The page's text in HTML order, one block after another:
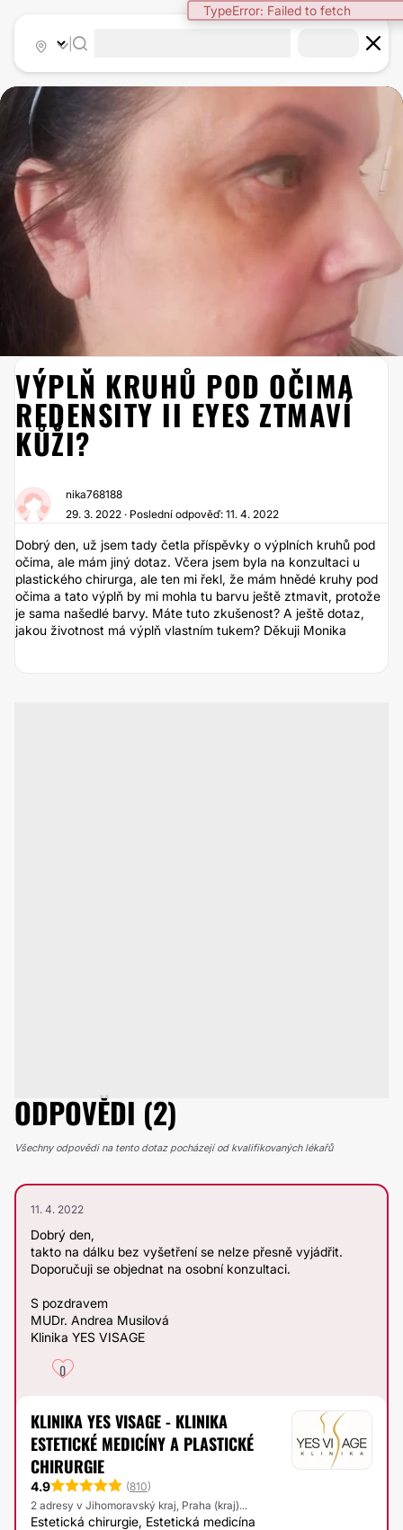
TypeError: Failed to fetch
ODSTRANĚNÍ KRUHŮ POD OČIMA
VÝPLŇ KRUHŮ POD OČIMA
REDENSITY II EYES ZTMAVÍ
KŮŽI?
nika768188
29. 3. 2022 · Poslední odpověď: 11. 4. 2022
Dobrý den, už jsem tady četla příspěvky o výplních kruhů pod
očima, ale mám jiný dotaz. Včera jsem byla na konzultaci u
plastického chirurga, ale ten mi řekl, že mám hnědé kruhy pod
očima a tato výplň by mi mohla tu barvu ještě ztmavit, protože
je sama našedlé barvy. Máte tuto zkušenost? A ještě dotaz,
jakou životnost má výplň vlastním tukem? Děkuji Monika
ODPOVĚDI (2)
Všechny odpovědi na tento dotaz pocházejí od kvalifikovaných lékařů
11. 4. 2022
Dobrý den,
takto na dálku bez vyšetření se nelze přesně vyjádřit.
Doporučuji se objednat na osobní konzultaci.
S pozdravem
MUDr. Andrea Musilová
Klinika YES VISAGE
0
KLINIKA YES VISAGE - KLINIKA
ESTETICKÉ MEDICÍNY A PLASTICKÉ
CHIRURGIE
4.9 (810)
2 adresy v Jihomoravský kraj, Praha (kraj)...
Estetická chirurgie, Estetická medicína